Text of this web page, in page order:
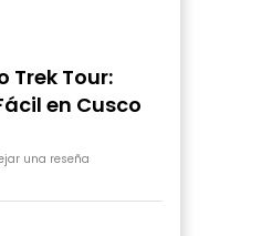
Trek Tour:
en Cusco
una reseña